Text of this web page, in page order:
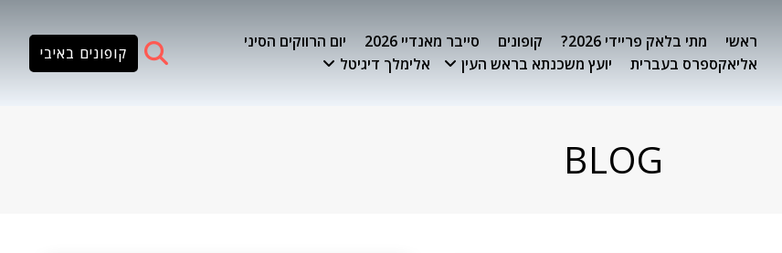
ראשי מתי בלאק פריידי 2026? קופונים סייבר מאנדיי 2026
יום הרווקים הסיני
אליאקספרס בעברית
יועץ משכנתא בראש העין אלימלך דיגיטל
קופונים באיבי
BLOG